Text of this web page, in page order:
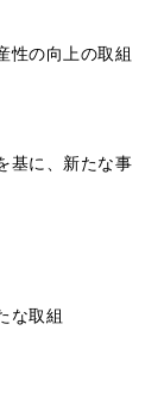
性の向上の取組
基に、新たな事
な取組